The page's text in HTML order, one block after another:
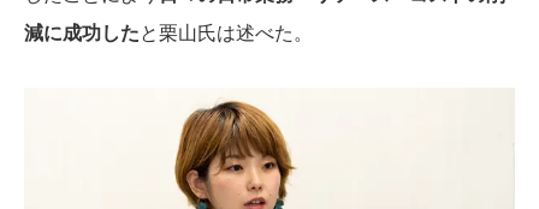
減に成功したと栗山氏は述べた。